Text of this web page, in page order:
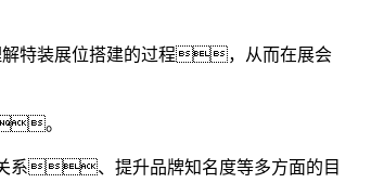
特装展位搭建的过程，从而在展会
。
系、提升品牌知名度等多方面的目